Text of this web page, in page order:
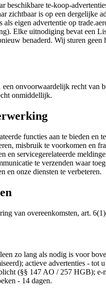
beschikbare te-koop-
zichtbaar is op een dergelijke
als eigen advertentie op
Elke uitnodiging bevat een
benaderd. Wij sturen
onvoorwaardelijk recht van
onmiddellijk.
functies aan te bieden en
misbruik te voorkomen en
en servicegerelateerde
te verzenden waar
en onze diensten te verbeteren.
van overeenkomsten, art.
zo lang als nodig is voor
actieve advertenties -
(§§ 147 AO / 257 HGB); e-
- 14 dagen.